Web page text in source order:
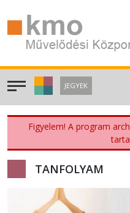
JEGYEK
Figyelem! A program
TANFOLYAM